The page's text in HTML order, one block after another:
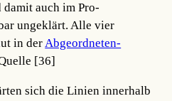
auch im Pro-
ungeklärt. Alle vier
in derAbgeordneten-
[36]
sich die Linien innerhalb